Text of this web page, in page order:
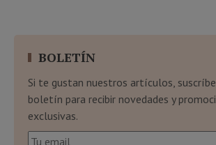
BOLETÍN
Si te gustan nuestros artículos,
boletín para recibir novedades y
exclusivas.